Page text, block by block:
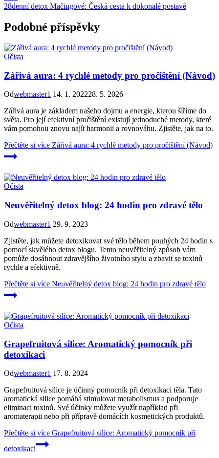
28denní detox Mačingové: Česká cesta k dokonalé postavě
Podobné příspěvky
Očista
Zářivá aura: 4 rychlé metody pro pročištění (Návod)
Odwebmaster1 14. 1. 202228. 5. 2026
Zářivá aura je základem našeho dojmu a energie, kterou šíříme do
světa. Pro její efektivní pročištění existují jednoduché metody, které
vám pomohou znovu najít harmonii a rovnováhu. Zjistěte, jak na to.
Přečtěte si více Zářivá aura: 4 rychlé metody pro pročištění (Návod)
Očista
Neuvěřitelný detox blog: 24 hodin pro zdravé tělo
Odwebmaster1 29. 9. 2023
Zjistěte, jak můžete detoxikovat své tělo během pouhých 24 hodin s
pomocí skvělého detox blogu. Tento neuvěřitelný způsob vám
pomůže dosáhnout zdravějšího životního stylu a zbavit se toxinů
rychle a efektivně.
Přečtěte si více Neuvěřitelný detox blog: 24 hodin pro zdravé tělo
Očista
Grapefruitová silice: Aromatický pomocník při
detoxikaci
Odwebmaster1 17. 8. 2024
Grapefruitová silice je účinný pomocník při detoxikaci těla. Tato
aromatická silice pomáhá stimulovat metabolismus a podporuje
eliminaci toxinů. Své účinky můžete využít například při
aromaterapii nebo při přípravě domácích kosmetických produktů.
Přečtěte si více Grapefruitová silice: Aromatický pomocník při
detoxikaci